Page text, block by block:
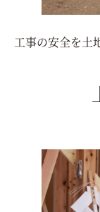
工事の安全を土